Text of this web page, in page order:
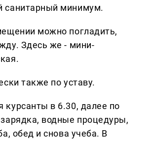
санитарный минимум.
можно погладить,
Здесь же - мини-
также по уставу.
курсанты в 6.30, далее по
водные процедуры,
обед и снова учеба. В